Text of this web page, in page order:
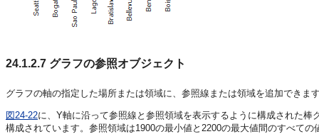
24.1.2.7 グラフの参照オブジェクト
グラフの軸の指定した場所または領域に、参照線または領域を追加できま
図24-22に、Y軸に沿って参照線と参照領域を表示するように構成された
構成されています。参照領域は1900の最小値と2200の最大値間のすべて